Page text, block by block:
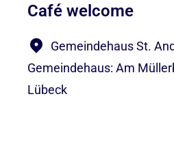
Café welcome
Gemeindehaus St.
Gemeindehaus: Am
Lübeck